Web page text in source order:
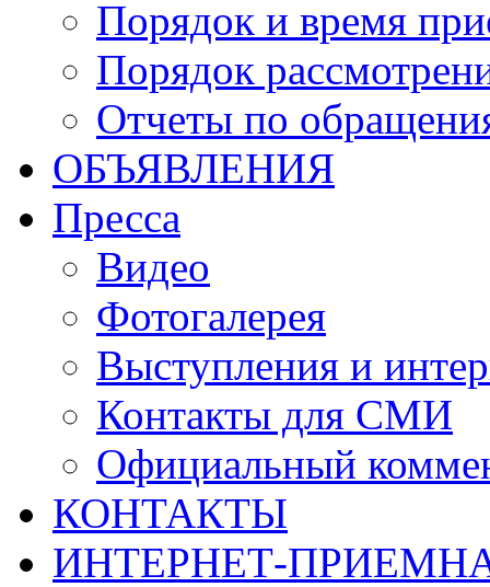
Порядок и время
Порядок
Отчеты по
ОБЪЯВЛЕНИЯ
Пресса
Видео
Фотогалерея
Выступления и
Контакты для СМИ
Официальный
КОНТАКТЫ
ИНТЕРНЕТ-